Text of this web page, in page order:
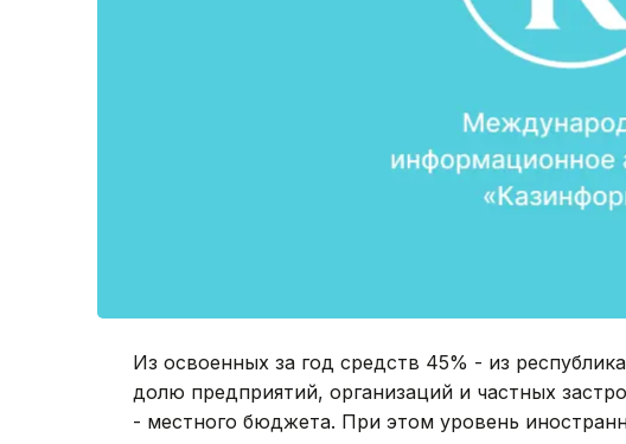
Из освоенных за год средств 45% - из
долю предприятий, организаций и частных
- местного бюджета. При этом уровень